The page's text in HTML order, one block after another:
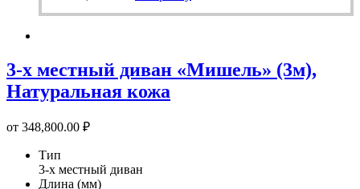
3-х местный диван «Мишель» (3м),
Натуральная кожа
от 348,800.00 ₽
Тип
3-х местный диван
Длина (мм)